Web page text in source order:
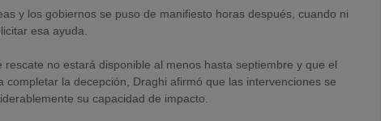
y los gobiernos se puso de manifiesto horas después, cuando ni
esa ayuda.
no estará disponible al menos hasta septiembre y que el
la decepción, Draghi afirmó que las intervenciones se
su capacidad de impacto.